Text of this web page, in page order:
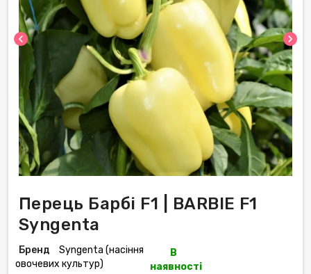
chevron_left chevron_right
Перець Барбі F1 | BARBIE F1
Syngenta
Бренд
Syngenta (насіння
овочевих культур)
В
наявності